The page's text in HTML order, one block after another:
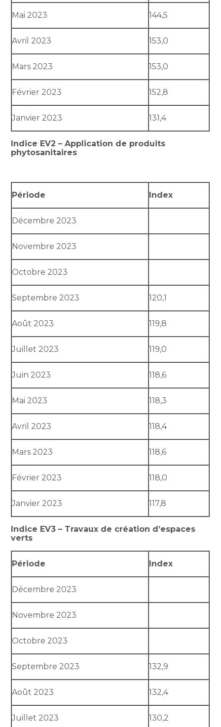
Mai 2023 144,5
Avril 2023 153,0
Mars 2023 153,0
Février 2023 152,8
Janvier 2023 131,4
Indice EV2 – Application de produits
phytosanitaires
Période Index
Décembre 2023
Novembre 2023
Octobre 2023
Septembre 2023 120,1
Août 2023 119,8
Juillet 2023 119,0
Juin 2023 118,6
Mai 2023 118,3
Avril 2023 118,4
Mars 2023 118,6
Février 2023 118,0
Janvier 2023 117,8
Indice EV3 – Travaux de création d’espaces
verts
Période Index
Décembre 2023
Novembre 2023
Octobre 2023
Septembre 2023 132,9
Août 2023 132,4
Juillet 2023 130,2